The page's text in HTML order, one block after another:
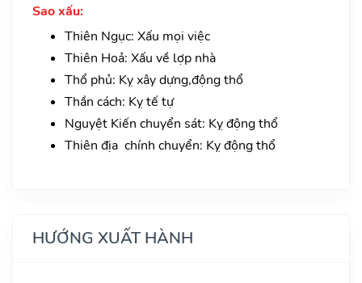
Sao xấu:
Thiên Ngục: Xấu mọi việc
Thiên Hoả: Xấu về lợp nhà
Thổ phủ: Kỵ xây dựng,động thổ
Thần cách: Kỵ tế tự
Nguyệt Kiến chuyển sát: Kỵ động thổ
Thiên địa chính chuyển: Kỵ động thổ
HƯỚNG XUẤT HÀNH